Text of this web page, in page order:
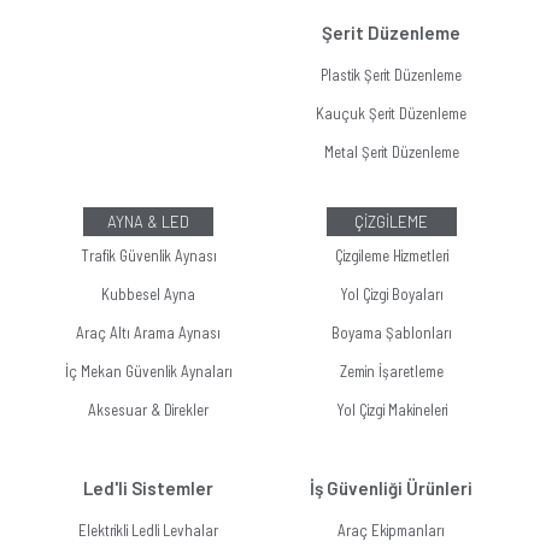
Şerit Düzenleme
Plastik Şerit Düzenleme
Kauçuk Şerit Düzenleme
Metal Şerit Düzenleme
AYNA & LED
Trafik Güvenlik Aynası
Kubbesel Ayna
Araç Altı Arama Aynası
İç Mekan Güvenlik Aynaları
Aksesuar & Direkler
Led'li Sistemler
Elektrikli Ledli Levhalar
ÇİZGİLEME
Çizgileme Hizmetleri
Yol Çizgi Boyaları
Boyama Şablonları
Zemin İşaretleme
Yol Çizgi Makineleri
İş Güvenliği Ürünleri
Araç Ekipmanları